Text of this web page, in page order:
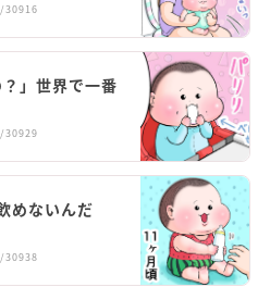
」世界で一番
めないんだ